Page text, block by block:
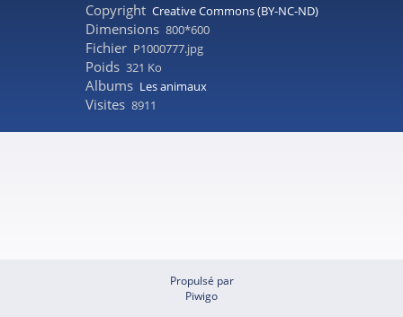
Copyright Creative Commons (BY-NC-ND)
Dimensions 800*600
Fichier P1000777.jpg
Poids 321 Ko
Albums Les animaux
Visites 8911
Propulsé par
Piwigo